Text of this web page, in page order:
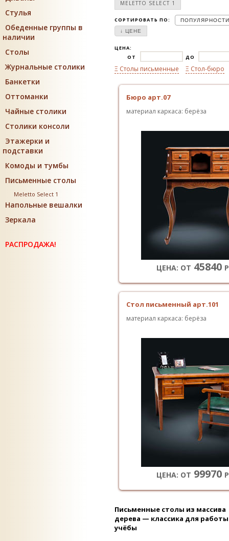
Стулья
Обеденные группы в
наличии
Столы
Журнальные столики
Банкетки
Оттоманки
Чайные столики
Столики консоли
Этажерки и
подставки
Комоды и тумбы
Письменные столы
Meletto Select 1
Напольные вешалки
Зеркала
РАСПРОДАЖА!
MELETTO SELECT 1
СОРТИРОВАТЬ ПО:
ПОПУЛЯРНОСТИ
↓ ЦЕНЕ
ЦЕНА:
ОТ
ДО
Ξ Столы письменные Ξ Стол-бюро
Бюро арт.07
материал каркаса: берёза
ЦЕНА: ОТ 45840
Стол письменный арт.101
материал каркаса: берёза
ЦЕНА: ОТ 99970
Письменные столы из массива
дерева — классика для
учёбы